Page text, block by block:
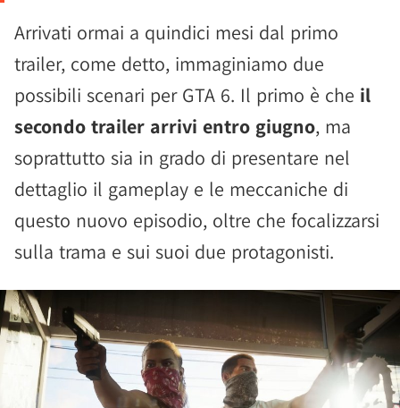
Arrivati ormai a quindici mesi dal primo
trailer, come detto, immaginiamo due
possibili scenari per GTA 6. Il primo è che il
secondo trailer arrivi entro giugno, ma
soprattutto sia in grado di presentare nel
dettaglio il gameplay e le meccaniche di
questo nuovo episodio, oltre che focalizzarsi
sulla trama e sui suoi due protagonisti.